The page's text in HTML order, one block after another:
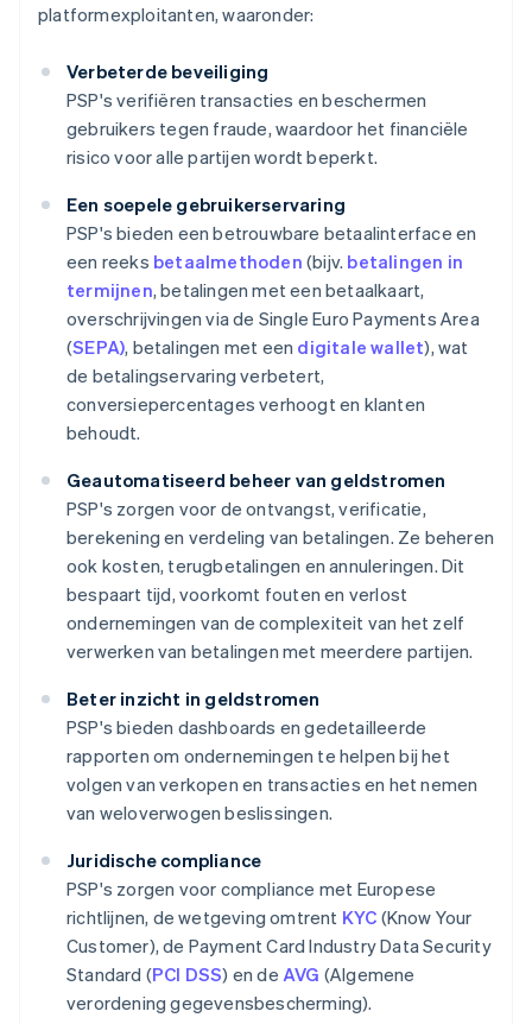
platformexploitanten, waaronder:
Verbeterde beveiliging
PSP's verifiëren transacties en beschermen
gebruikers tegen fraude, waardoor het financiële
risico voor alle partijen wordt beperkt.
Een soepele gebruikerservaring
PSP's bieden een betrouwbare betaalinterface en
een reeks betaalmethoden (bijv. betalingen in
termijnen, betalingen met een betaalkaart,
overschrijvingen via de Single Euro Payments Area
(SEPA), betalingen met een digitale wallet), wat
de betalingservaring verbetert,
conversiepercentages verhoogt en klanten
behoudt.
Geautomatiseerd beheer van geldstromen
PSP's zorgen voor de ontvangst, verificatie,
berekening en verdeling van betalingen. Ze beheren
ook kosten, terugbetalingen en annuleringen. Dit
bespaart tijd, voorkomt fouten en verlost
ondernemingen van de complexiteit van het zelf
verwerken van betalingen met meerdere partijen.
Beter inzicht in geldstromen
PSP's bieden dashboards en gedetailleerde
rapporten om ondernemingen te helpen bij het
volgen van verkopen en transacties en het nemen
van weloverwogen beslissingen.
Juridische compliance
PSP's zorgen voor compliance met Europese
richtlijnen, de wetgeving omtrent KYC (Know Your
Customer), de Payment Card Industry Data Security
Standard (PCI DSS) en deAVG (Algemene
verordening gegevensbescherming).